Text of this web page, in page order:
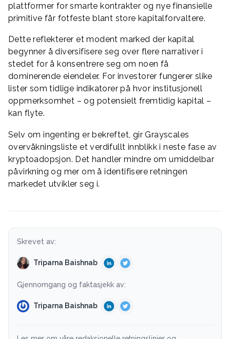
plattformer for smarte kontrakter og nye finansielle
primitive får fotfeste blant store kapitalforvaltere.
Dette reflekterer et modent marked der kapital
begynner å diversifisere seg over flere narrativer i
stedet for å konsentrere seg om noen få
dominerende eiendeler. For investorer fungerer slike
lister som tidlige indikatorer på hvor institusjonell
oppmerksomhet – og potensielt fremtidig kapital –
kan flyte.
Selv om ingenting er bekreftet, gir Grayscales
overvåkningsliste et verdifullt innblikk i neste fase av
kryptoadopsjon. Det handler mindre om umiddelbar
påvirkning og mer om å identifisere retningen
markedet utvikler seg i.
Skrevet av:
Triparna Baishnab
Gjennomgang og faktasjekk av:
Triparna Baishnab